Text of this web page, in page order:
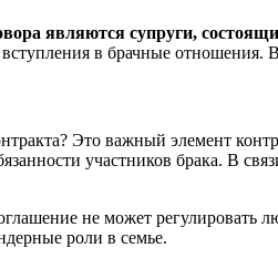
являются супруги,
в брачные отношения.
Это важный элемент
участников брака. В
не может
роли в семье.